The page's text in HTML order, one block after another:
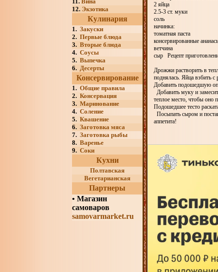
12. Экзотика
Кулинария
1. Закуски
2. Первые блюда
3. Вторые блюда
4. Соусы
5. Выпечка
6. Десерты
Консервирование
1. Общие правила
2. Консервация
3. Маринование
4. Соление
5. Квашение
6. Заготовка мяса
7. Заготовка рыбы
8. Варенье
9. Соки
Кухни
Полтавская
Вегетарианская
Партнеры
• Магазин
самоваров
samovarmarket.ru
2 яйца
2.5-3 ст. муки
соль
начинка:
томатная паста
консервированные
ветчина
сыр Рецепт
Дрожжи растворить в
поднялась. Яйца взбить
Добавить подошедшую
Добавить муку и
теплое место, чтобы оно
Подошедшее тесто
Посыпать сыром и
аппетита!